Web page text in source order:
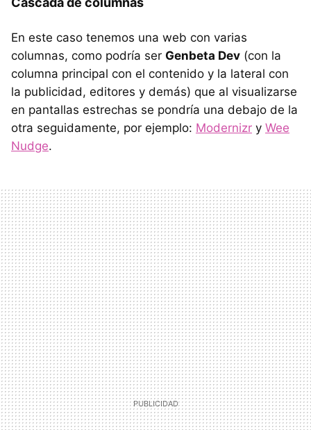
En este caso tenemos una web con varias
columnas, como podría ser Genbeta Dev (con la
columna principal con el contenido y la lateral con
la publicidad, editores y demás) que al visualizarse
en pantallas estrechas se pondría una debajo de la
otra seguidamente, por ejemplo: Modernizr y Wee
Nudge.